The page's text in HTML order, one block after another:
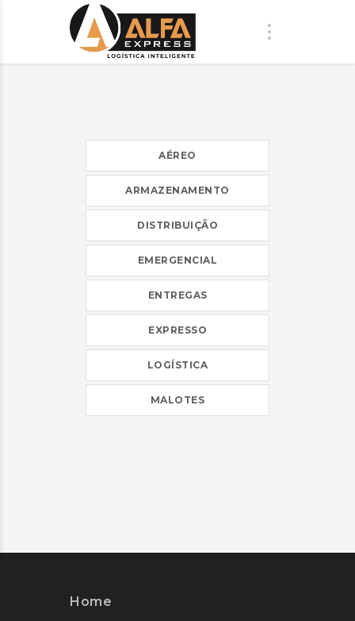
AÉREO
ARMAZENAMENTO
DISTRIBUIÇÃO
EMERGENCIAL
ENTREGAS
EXPRESSO
LOGÍSTICA
MALOTES
Home